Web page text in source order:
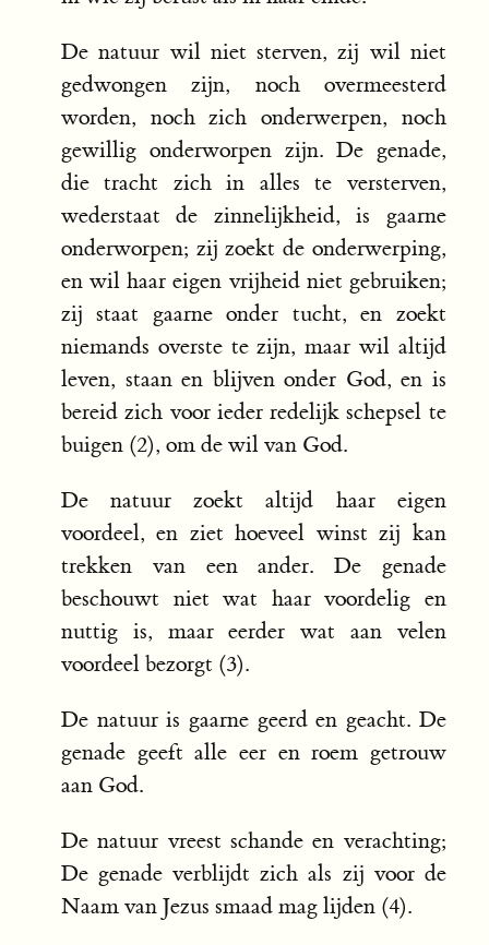
De natuur wil niet sterven, zij wil niet
gedwongen zijn, noch overmeesterd
worden, noch zich onderwerpen, noch
gewillig onderworpen zijn. De genade,
die tracht zich in alles te versterven,
wederstaat de zinnelijkheid, is gaarne
onderworpen; zij zoekt de onderwerping,
en wil haar eigen vrijheid niet gebruiken;
zij staat gaarne onder tucht, en zoekt
niemands overste te zijn, maar wil altijd
leven, staan en blijven onder God, en is
bereid zich voor ieder redelijk schepsel te
buigen (2), om de wil van God.
De natuur zoekt altijd haar eigen
voordeel, en ziet hoeveel winst zij kan
trekken van een ander. De genade
beschouwt niet wat haar voordelig en
nuttig is, maar eerder wat aan velen
voordeel bezorgt (3).
De natuur is gaarne geerd en geacht. De
genade geeft alle eer en roem getrouw
aan God.
De natuur vreest schande en verachting;
De genade verblijdt zich als zij voor de
Naam van Jezus smaad mag lijden (4).